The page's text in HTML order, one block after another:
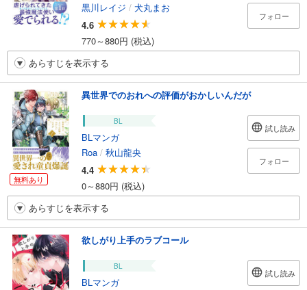
黒川レイジ / 犬丸まお
4.6
770～880円 (税込)
フォロー
あらすじを表示する
無料あり
異世界でのおれへの評価がおかしいんだが
BL
BLマンガ
Roa / 秋山龍央
4.4
0～880円 (税込)
試し読み
フォロー
あらすじを表示する
欲しがり上手のラブコール
BL
BLマンガ
試し読み